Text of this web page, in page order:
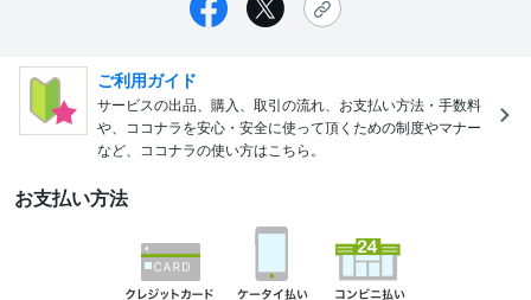
ご利用ガイド
サービスの出品、購入、取引の流れ、お支払い方法・手数料
や、ココナラを安心・安全に使って頂くための制度やマナー
など、ココナラの使い方はこちら。
お支払い方法